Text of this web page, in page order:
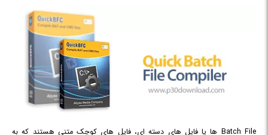
Batch File ها یا فایل های دسته ای، فایل های کوچک متنی هستند که به